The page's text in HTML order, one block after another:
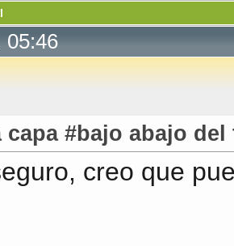
05:46
capa #bajo abajo del
creo que